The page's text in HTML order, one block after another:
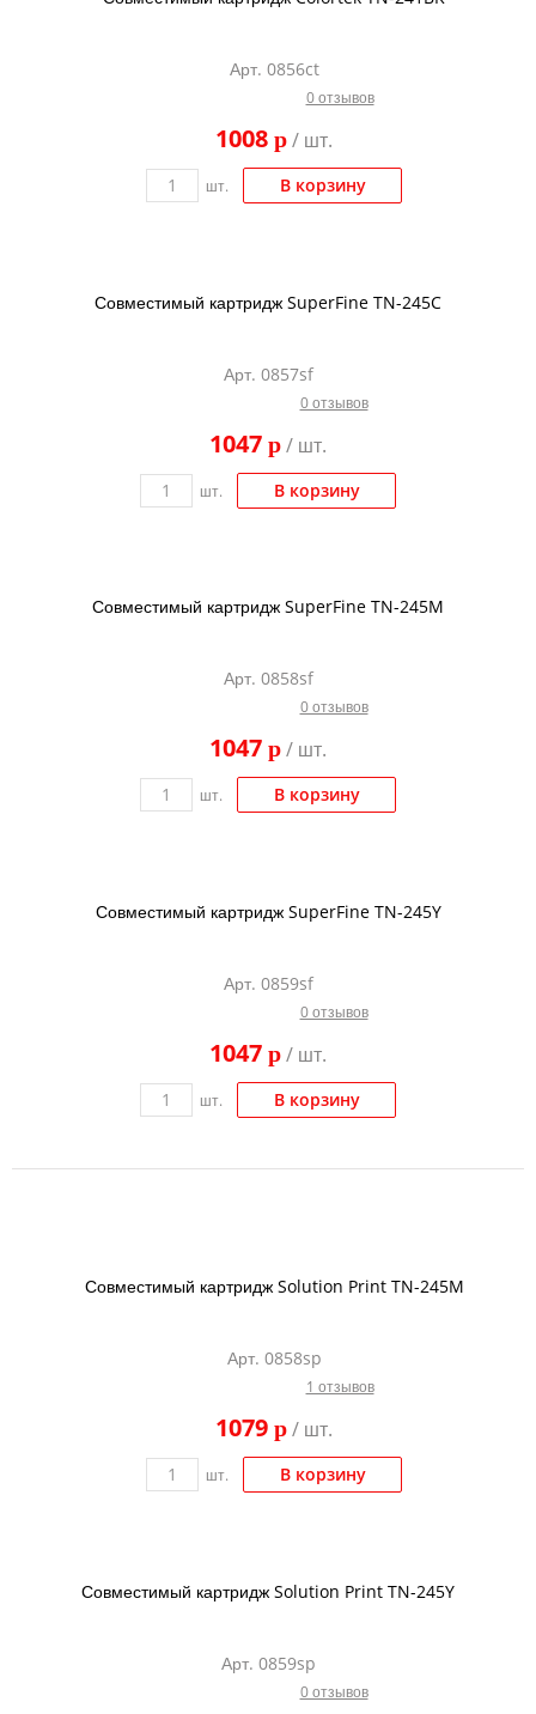
Арт. 0856ct
0 отзывов
1008 p/ шт.
шт. В корзину
Совместимый картридж SuperFine TN-245C
Арт. 0857sf
0 отзывов
1047 p/ шт.
шт. В корзину
Совместимый картридж SuperFine TN-245M
Арт. 0858sf
0 отзывов
1047 p/ шт.
шт. В корзину
Совместимый картридж SuperFine TN-245Y
Арт. 0859sf
0 отзывов
1047 p/ шт.
шт. В корзину
Совместимый картридж Solution Print TN-245M
Арт. 0858sp
1 отзывов
1079 p/ шт.
шт. В корзину
Совместимый картридж Solution Print TN-245Y
Арт. 0859sp
0 отзывов